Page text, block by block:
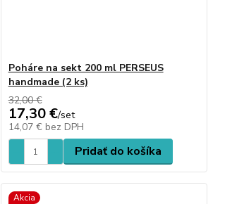
Poháre na sekt 200 ml PERSEUS
handmade (2 ks)
32,00 €
17,30 €/set
14,07 € bez DPH
Pridať do košíka
Akcia